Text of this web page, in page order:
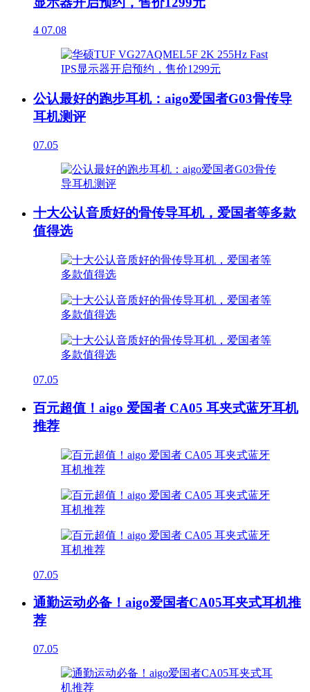
4 07.08
公认最好的跑步耳机：aigo爱国者G03骨传导
耳机测评
07.05
十大公认音质好的骨传导耳机，爱国者等多款
值得选
07.05
百元超值！aigo 爱国者 CA05 耳夹式蓝牙耳机
推荐
07.05
通勤运动必备！aigo爱国者CA05耳夹式耳机推
荐
07.05